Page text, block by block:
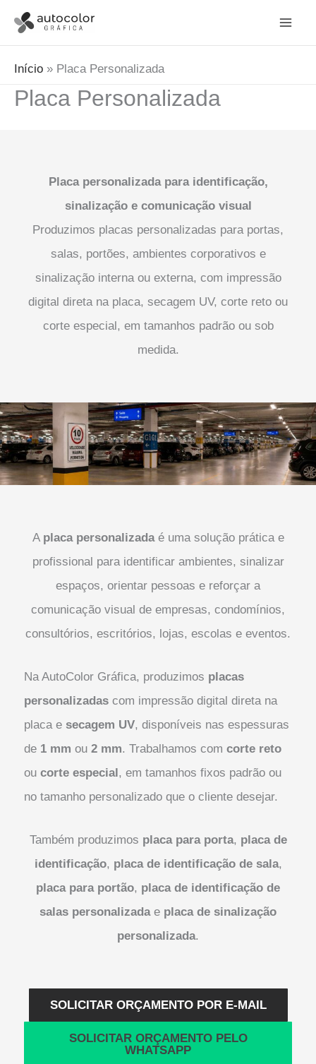
para
Início Placa Personalizada
Placa Personalizada
Placa personalizada para identificação,
sinalização e comunicação visual
Produzimos placas personalizadas para portas,
salas, portões, ambientes corporativos e
sinalização interna ou externa, com impressão
digital direta na placa, secagem UV, corte reto ou
corte especial, em tamanhos padrão ou sob
medida.
A placa personalizadaé uma solução prática e
profissional para identificar ambientes, sinalizar
espaços, orientar pessoas e reforçar a
comunicação visual de empresas, condomínios,
consultórios, escritórios, lojas, escolas e eventos.
Na AutoColor Gráfica, produzimos placas
personalizadas com impressão digital direta na
placa e secagem UV, disponíveis nas espessuras
de 1 mm ou 2 mm. Trabalhamos com corte reto
ou corte especial, em tamanhos fixos padrão ou
no tamanho personalizado que o cliente desejar.
Também produzimos placa para porta, placa de
identificação, placa de identificação de sala,
placa para portão, placa de identificação de
salas personalizadae placa de sinalização
personalizada.
SOLICITAR ORÇAMENTO POR E-MAIL
SOLICITAR ORÇAMENTO PELO
WHATSAPP